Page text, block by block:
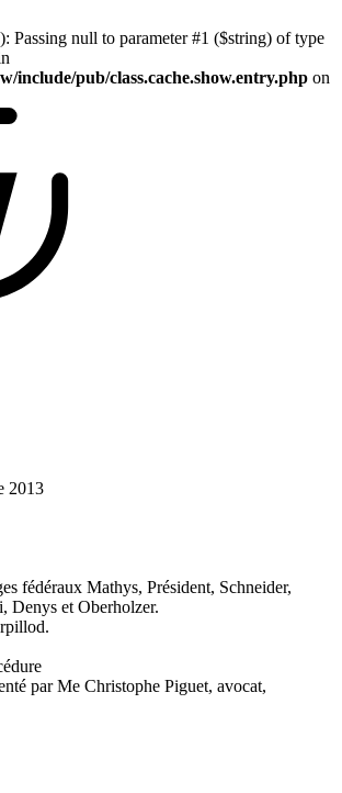
Passing null to parameter #1 ($string) of type
include/pub/class.cache.show.entry.php on
2013
fédéraux Mathys, Président, Schneider,
Denys et Oberholzer.
par Me Christophe Piguet, avocat,